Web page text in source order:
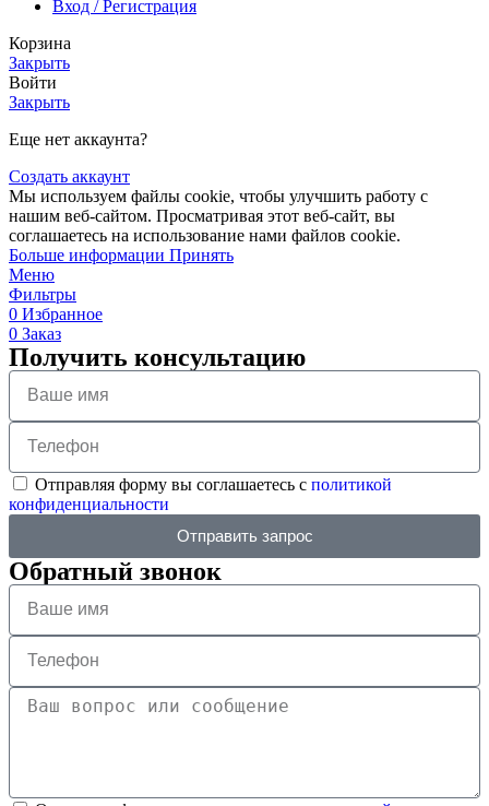
Вход / Регистрация
Корзина
Закрыть
Войти
Закрыть
Еще нет аккаунта?
Создать аккаунт
Мы используем файлы cookie, чтобы улучшить работу с
нашим веб-сайтом. Просматривая этот веб-сайт, вы
соглашаетесь на использование нами файлов cookie.
Больше информации Принять
Меню
Фильтры
0 Избранное
0 Заказ
Получить консультацию
Отправляя форму вы соглашаетесь с политикой
конфиденциальности
Отправить запрос
Обратный звонок